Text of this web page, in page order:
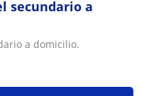
secundario a
a domicilio.